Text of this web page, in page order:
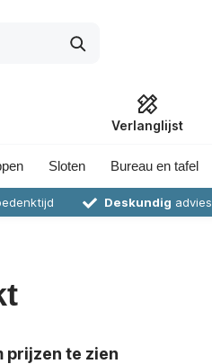
Verlanglijst
Sloten Bureau en tafel
Deskundig advies
prijzen te zien